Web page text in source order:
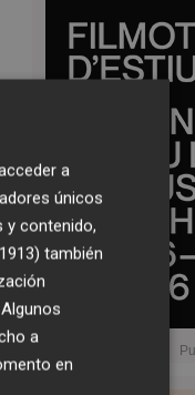
a
únicos
y contenido,
también
a
en